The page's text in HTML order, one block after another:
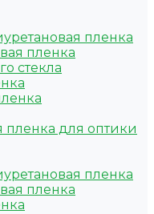
пленка
пленка
стекла
для оптики
пленка
пленка